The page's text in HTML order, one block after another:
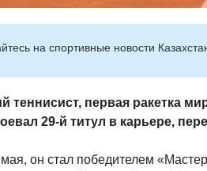
на cпортивные новости
теннисист, первая ракетка
29-й титул в карьере,
он стал победителем